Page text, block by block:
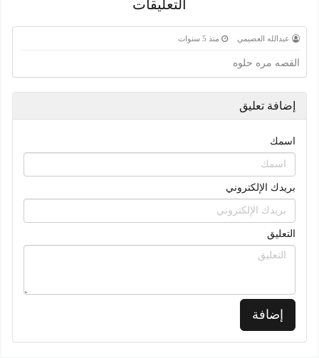
التعليقات
عبدالله العصيمي منذ 5 سنوات
القصه مره حلوه
إضافة تعليق
اسمك
بريدك الإلكتروني
التعليق
إضافة